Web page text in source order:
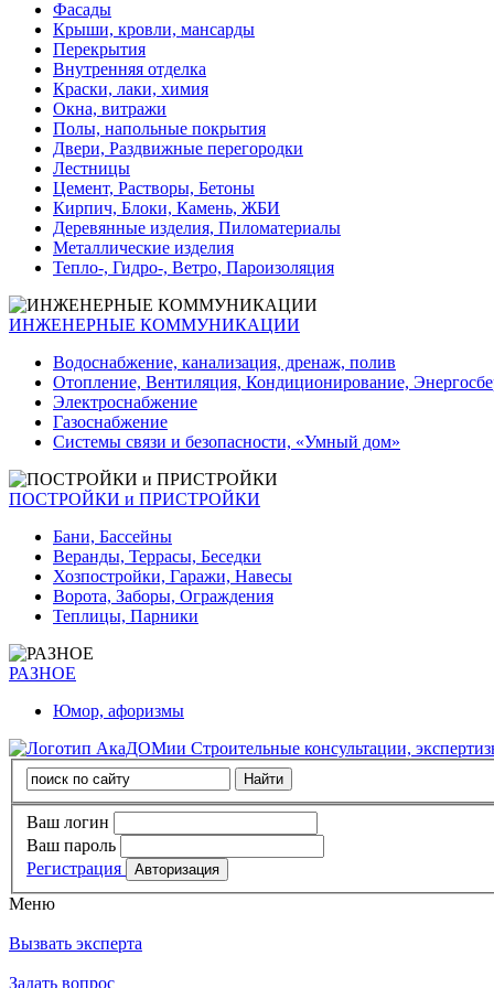
Фасады
Крыши, кровли, мансарды
Перекрытия
Внутренняя отделка
Краски, лаки, химия
Окна, витражи
Полы, напольные покрытия
Двери, Раздвижные перегородки
Лестницы
Цемент, Растворы, Бетоны
Кирпич, Блоки, Камень, ЖБИ
Деревянные изделия, Пиломатериалы
Металлические изделия
Тепло-, Гидро-, Ветро, Пароизоляция
ИНЖЕНЕРНЫЕ КОММУНИКАЦИИ
Водоснабжение, канализация, дренаж, полив
Отопление, Вентиляция, Кондиционирование,
Электроснабжение
Газоснабжение
Системы связи и безопасности, «Умный дом»
ПОСТРОЙКИ и ПРИСТРОЙКИ
Бани, Бассейны
Веранды, Террасы, Беседки
Хозпостройки, Гаражи, Навесы
Ворота, Заборы, Ограждения
Теплицы, Парники
РАЗНОЕ
Юмор, афоризмы
Строительные консультации,
Ваш логин
Ваш пароль
Регистрация
Меню
Вызвать эксперта
Задать вопрос